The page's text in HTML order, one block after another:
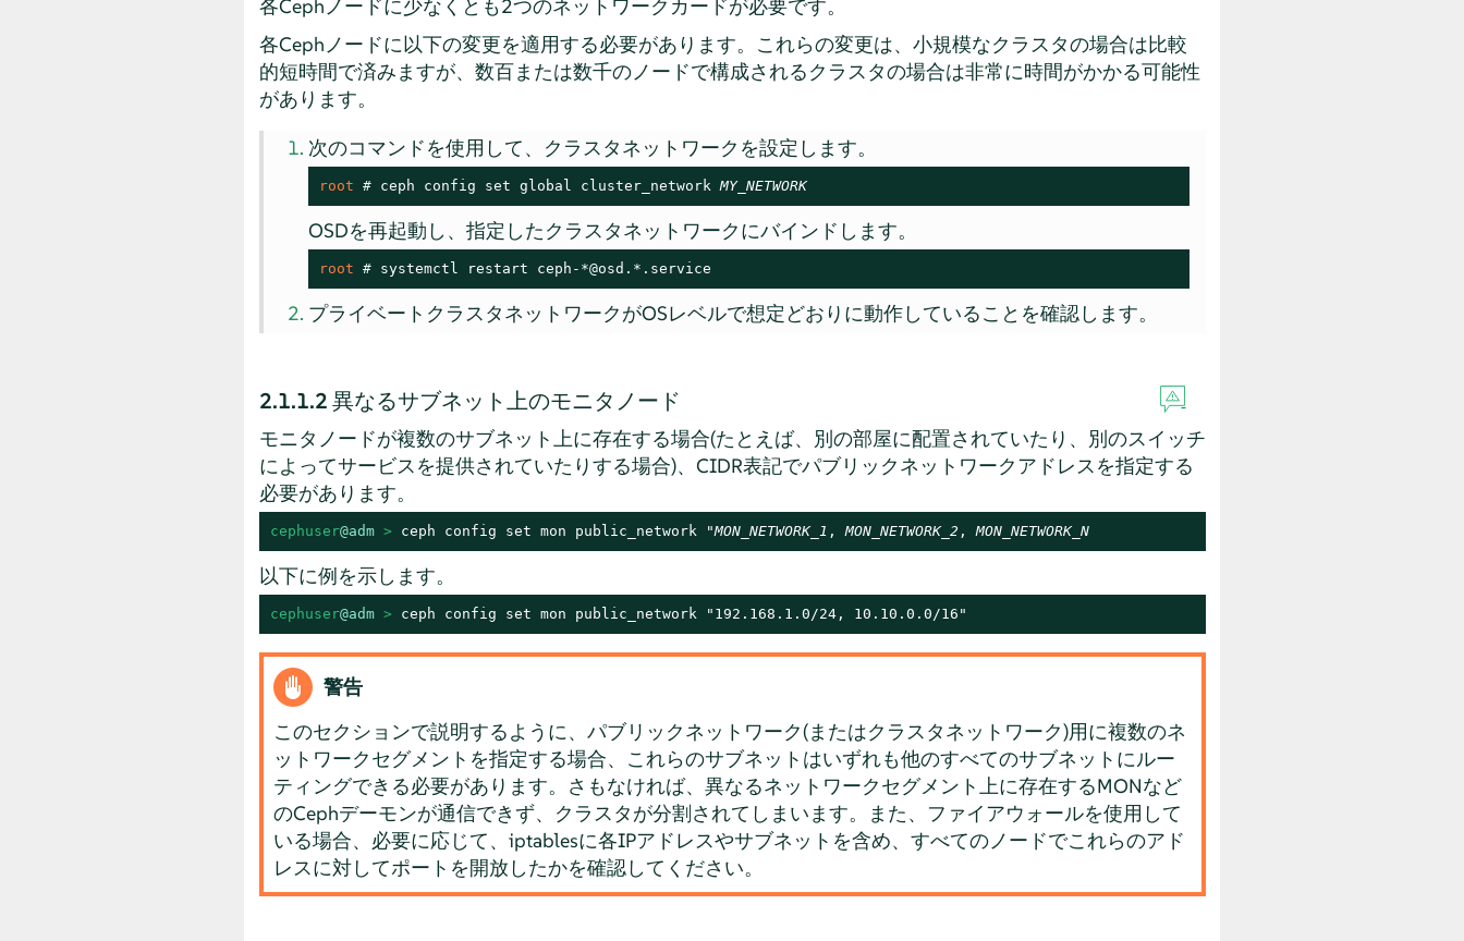
各Cephノードに少なくとも2つのネットワークカードが必要です。
各Cephノードに以下の変更を適用する必要があります。これらの変更は、小規模なクラスタの場合は比較
的短時間で済みますが、数百または数千のノードで構成されるクラスタの場合は非常に時間がかかる可能性
があります。
次のコマンドを使用して、クラスタネットワークを設定します。
root # ceph config set global cluster_network MY_NETWORK
OSDを再起動し、指定したクラスタネットワークにバインドします。
root # systemctl restart ceph-*@osd.*.service
プライベートクラスタネットワークがOSレベルで想定どおりに動作していることを確認します。
2.1.1.2異なるサブネット上のモニタノード
モニタノードが複数のサブネット上に存在する場合(たとえば、別の部屋に配置されていたり、別のスイッチ
によってサービスを提供されていたりする場合)、CIDR表記でパブリックネットワークアドレスを指定する
必要があります。
cephuser@adm > ceph config set mon public_network "MON_NETWORK_1 , MON_NETWORK_2 , MON_NETWORK_N
以下に例を示します。
cephuser@adm > ceph config set mon public_network "192.168.1.0/24, 10.10.0.0/16"
警告
このセクションで説明するように、パブリックネットワーク(またはクラスタネットワーク)用に複数のネ
ットワークセグメントを指定する場合、これらのサブネットはいずれも他のすべてのサブネットにルー
ティングできる必要があります。さもなければ、異なるネットワークセグメント上に存在するMONなど
のCephデーモンが通信できず、クラスタが分割されてしまいます。また、ファイアウォールを使用して
いる場合、必要に応じて、iptablesに各IPアドレスやサブネットを含め、すべてのノードでこれらのアド
レスに対してポートを開放したかを確認してください。